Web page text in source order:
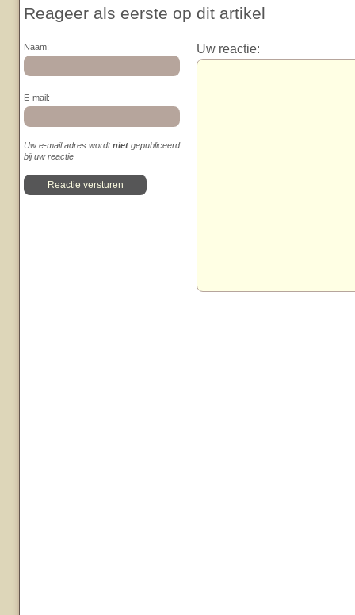
Reageer als eerste op dit artikel
Naam:
E-mail:
Uw e-mail adres wordtniet gepubliceerd
bij uw reactie
Uw reactie: